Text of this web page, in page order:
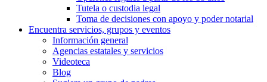
Tutela o custodia legal
Toma de decisiones con apoyo y poder notarial
Encuentra servicios, grupos y eventos
Información general
Agencias estatales y servicios
Videoteca
Blog